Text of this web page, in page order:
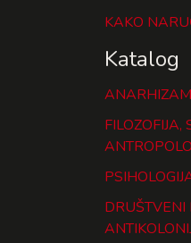
KAKO
Katalog
ANARHIZAM
FILOZOFIJA,
DRUŠTVENI